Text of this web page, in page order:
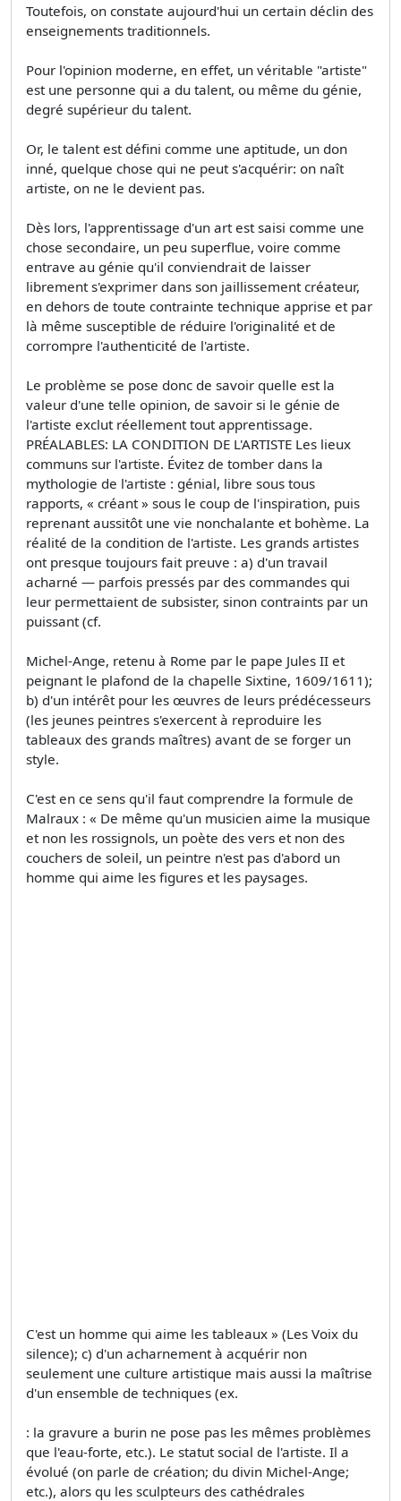
Toutefois, on constate aujourd'hui un certain déclin des
enseignements traditionnels.
Pour l'opinion moderne, en effet, un véritable "artiste"
est une personne qui a du talent, ou même du génie,
degré supérieur du talent.
Or, le talent est défini comme une aptitude, un don
inné, quelque chose qui ne peut s'acquérir: on naît
artiste, on ne le devient pas.
Dès lors, l'apprentissage d'un art est saisi comme une
chose secondaire, un peu superflue, voire comme
entrave au génie qu'il conviendrait de laisser
librement s'exprimer dans son jaillissement créateur,
en dehors de toute contrainte technique apprise et par
là même susceptible de réduire l'originalité et de
corrompre l'authenticité de l'artiste.
Le problème se pose donc de savoir quelle est la
valeur d'une telle opinion, de savoir si le génie de
l'artiste exclut réellement tout apprentissage.
PRÉALABLES: LA CONDITION DE L'ARTISTE Les lieux
communs sur l'artiste. Évitez de tomber dans la
mythologie de l'artiste : génial, libre sous tous
rapports, « créant » sous le coup de l'inspiration, puis
reprenant aussitôt une vie nonchalante et bohème. La
réalité de la condition de l'artiste. Les grands artistes
ont presque toujours fait preuve : a) d'un travail
acharné — parfois pressés par des commandes qui
leur permettaient de subsister, sinon contraints par un
puissant (cf.
Michel-Ange, retenu à Rome par le pape Jules II et
peignant le plafond de la chapelle Sixtine, 1609/1611);
b) d'un intérêt pour les œuvres de leurs prédécesseurs
(les jeunes peintres s'exercent à reproduire les
tableaux des grands maîtres) avant de se forger un
style.
C'est en ce sens qu'il faut comprendre la formule de
Malraux : « De même qu'un musicien aime la musique
et non les rossignols, un poète des vers et non des
couchers de soleil, un peintre n'est pas d'abord un
homme qui aime les figures et les paysages.
C'est un homme qui aime les tableaux » (Les Voix du
silence); c) d'un acharnement à acquérir non
seulement une culture artistique mais aussi la maîtrise
d'un ensemble de techniques (ex.
: la gravure a burin ne pose pas les mêmes problèmes
que l'eau-forte, etc.). Le statut social de l'artiste. Il a
évolué (on parle de création; du divin Michel-Ange;
etc.), alors qu les sculpteurs des cathédrales